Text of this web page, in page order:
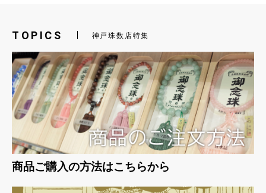
お買い物を続ける カートへ進む
TOPICS 神戸珠数店特集
商品ご購入の方法はこちらから